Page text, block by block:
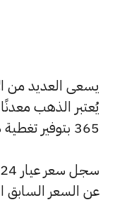
يُعتبر الذهب
365 بتوفير تغطية دائمة لأسعار الذهب الآن وفي هذا المقال، سنتعرف على كافة أسعار الأعيرة.
عن السعر السابق الذي كان 8200 جنيهًا